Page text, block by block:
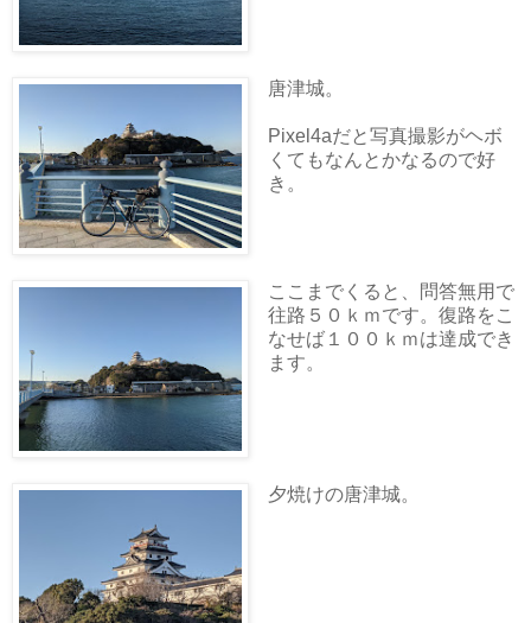
唐津城。
Pixel4aだと写真撮影がヘボ
くてもなんとかなるので好
き。
ここまでくると、問答無用で
往路５０ｋｍです。復路をこ
なせば１００ｋｍは達成でき
ます。
夕焼けの唐津城。